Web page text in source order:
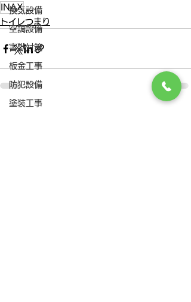
換気設備
空調設備
害獣対策
板金工事
防犯設備
塗装工事
INAX
トイレつまり